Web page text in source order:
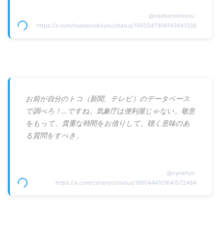
@osakanokisyou
https://x.com/osakanokisyou/status/1950347906143441338
お前が自分のトコ（新聞、テレビ）のデータベース
で調べろ！…ですね。気象庁は便利屋じゃない。敬意
をもって、貴重な時間をお借りして、聴く意味のあ
る質問をすべき。
@cynanyc
https://x.com/cynanyc/status/1950444101641572464